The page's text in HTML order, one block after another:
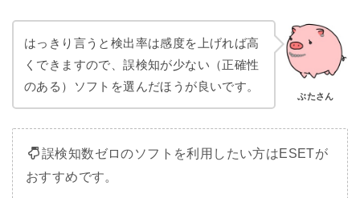
はっきり言うと検出率は感度を上げれば高
くできますので、誤検知が少ない（正確性
のある）ソフトを選んだほうが良いです。
ぶたさん
誤検知数ゼロのソフトを利用したい方はESETが
おすすめです。